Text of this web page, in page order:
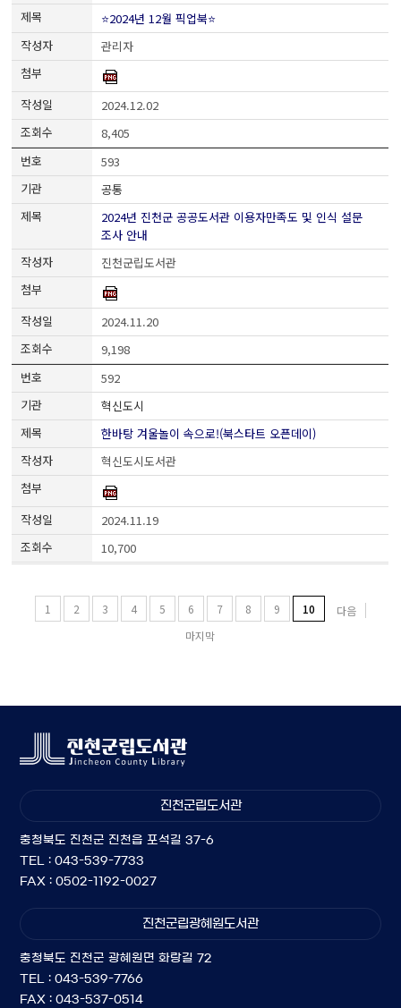
⭐2024년 12월 픽업북⭐
관리자
2024.12.02
8,405
593
공통
2024년 진천군 공공도서관 이용자만족도 및 인식 설문
조사 안내
진천군립도서관
2024.11.20
9,198
592
혁신도시
한바탕 겨울놀이 속으로!(북스타트 오픈데이)
혁신도시도서관
2024.11.19
10,700
1 2 3 4 5 6 7 8 9 10
다음
마지막
진천군립도서관
충청북도 진천군 진천읍 포석길 37-6
TEL : 043-539-7733
FAX : 0502-1192-0027
진천군립광혜원도서관
충청북도 진천군 광혜원면 화랑길 72
TEL : 043-539-7766
FAX : 043-537-0514